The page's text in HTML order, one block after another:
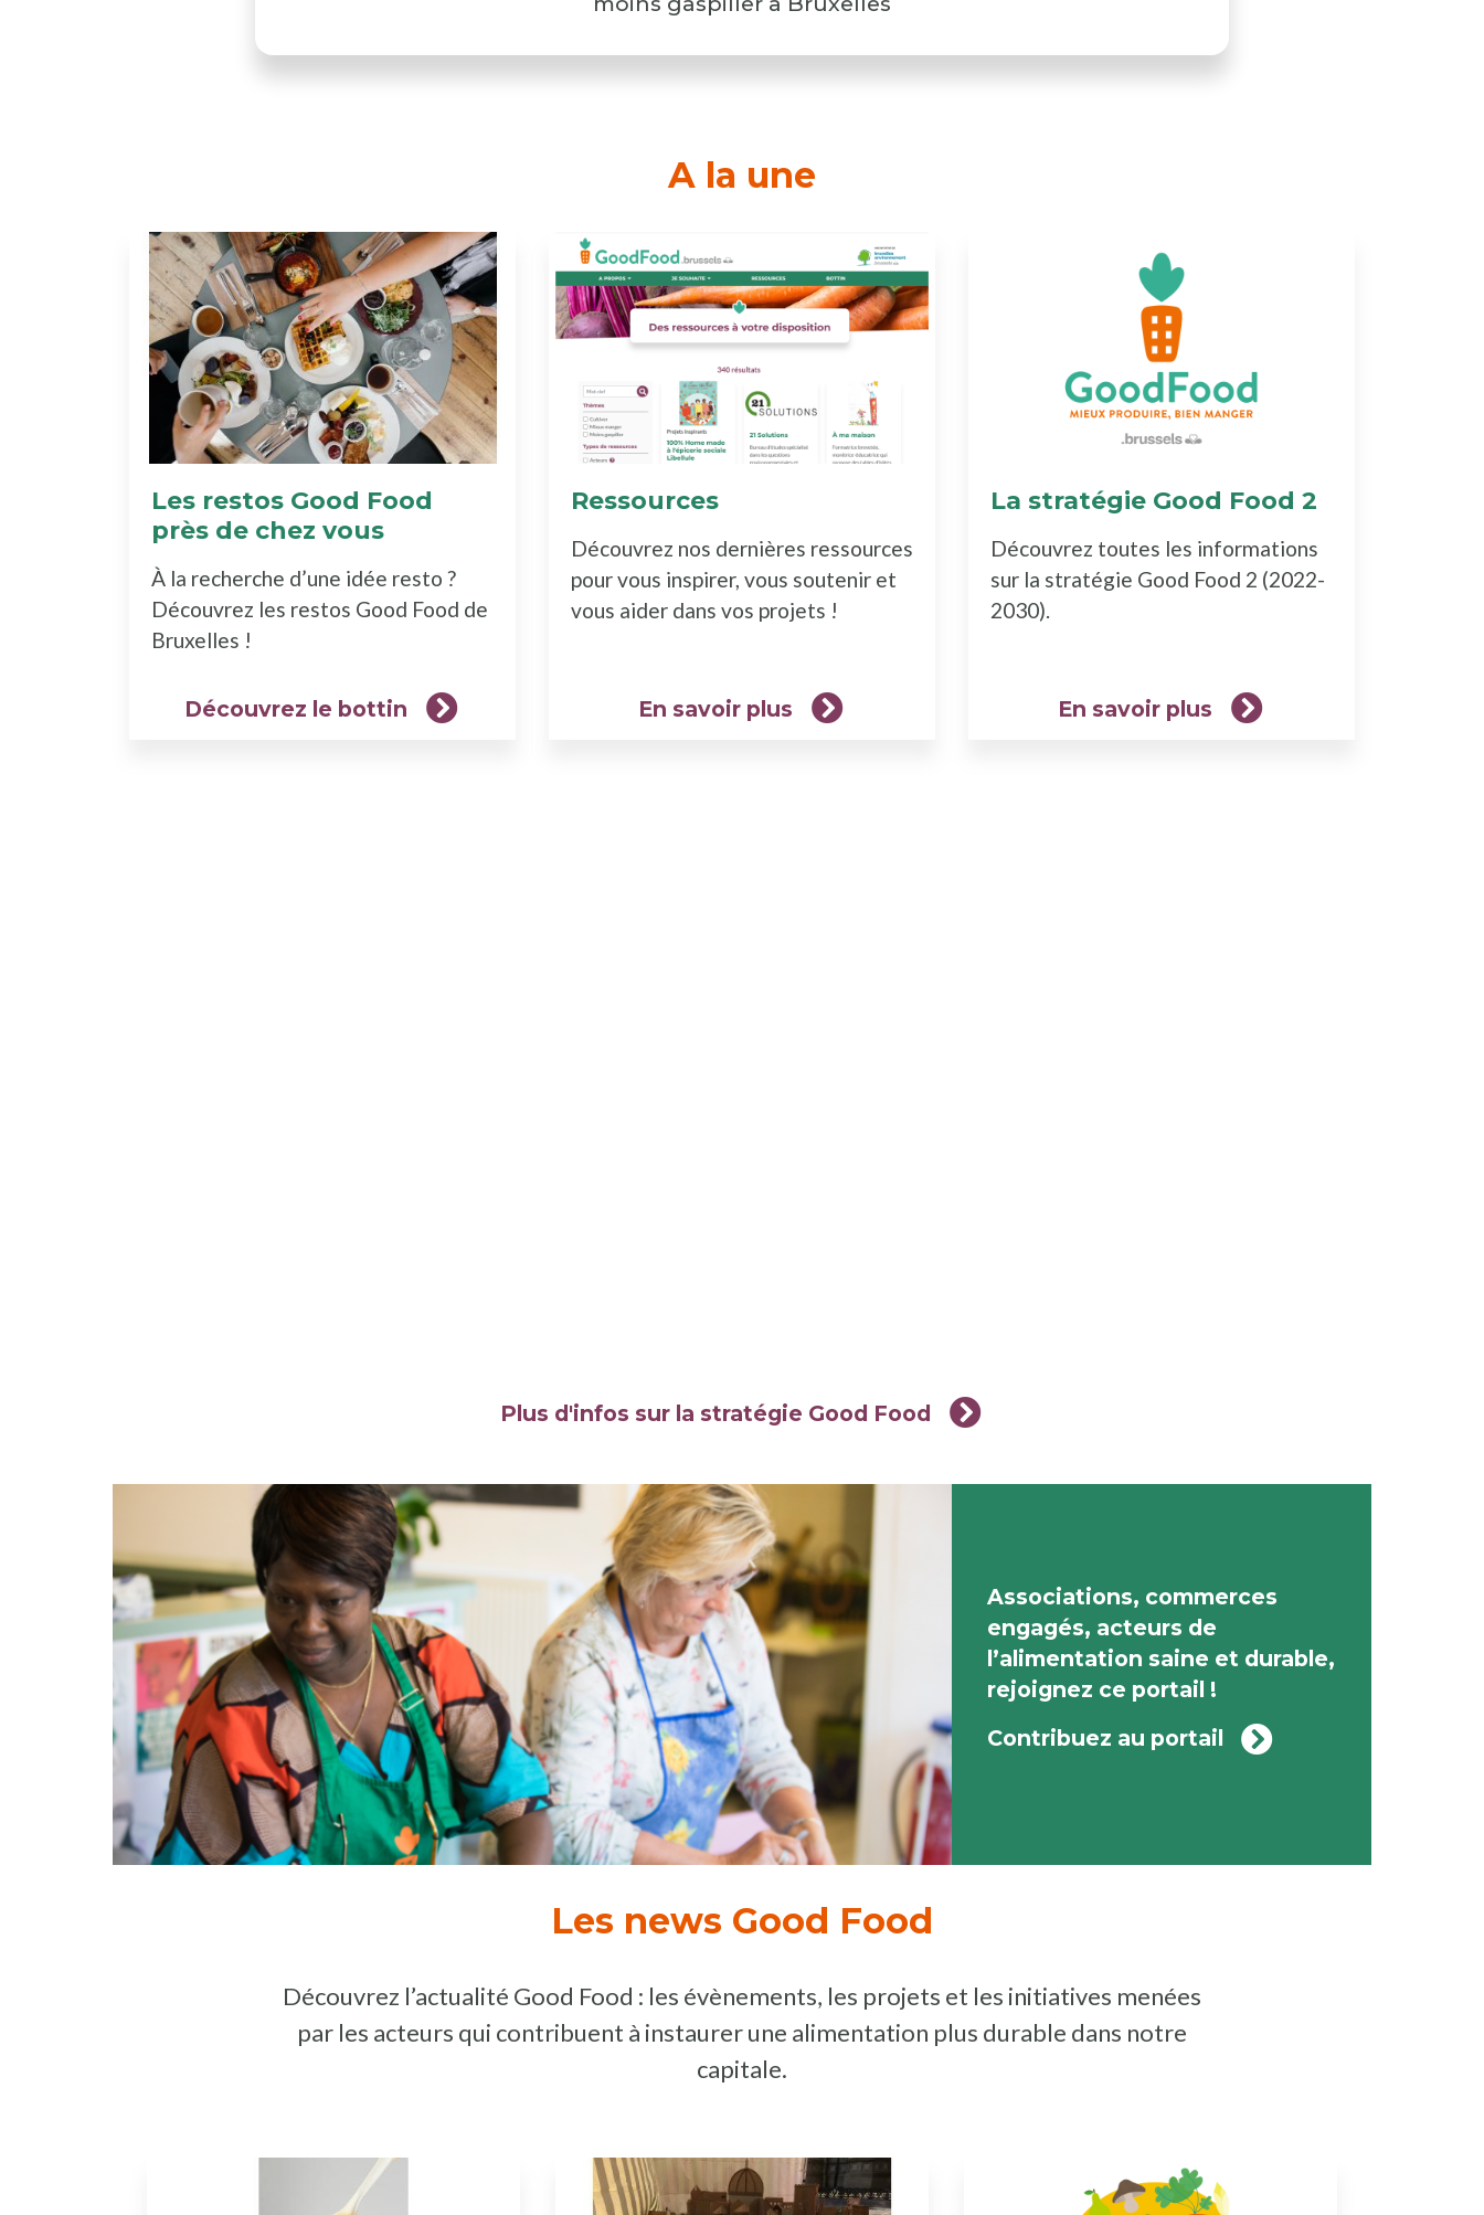
A la une
Les restos Good Food
près de chez vous
bottin)
À la recherche d’une idée resto ?
Découvrez les restos Good Food de
Bruxelles !
Découvrez le bottin
Ressources
plus)
Découvrez nos dernières ressources
pour vous inspirer, vous soutenir et
vous aider dans vos projets !
En savoir plus
La stratégie Good Food 2
Découvrez toutes les informations
sur la stratégie Good Food 2 (2022-
2030).
En savoir plus
Plus d'infos sur la stratégie Good Food
Associations, commerces
engagés, acteurs de
l’alimentation saine et durable,
rejoignez ce portail !
Contribuez au portail
Les news Good Food
Découvrez l’actualité Good Food : les évènements, les projets et les initiatives menées
par les acteurs qui contribuent à instaurer une alimentation plus durable dans notre
capitale.